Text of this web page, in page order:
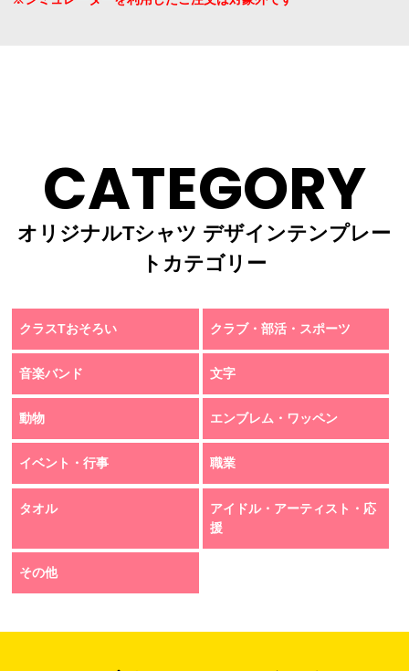
CATEGORY
オリジナルTシャツ デザインテンプレー
トカテゴリー
クラスTおそろい クラブ・部活・スポーツ
音楽バンド 文字
動物 エンブレム・ワッペン
イベント・行事 職業
タオル
アイドル・アーティスト・応
援
その他